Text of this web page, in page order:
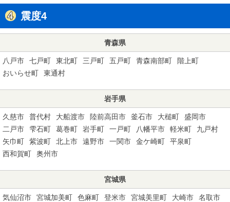
震度4
青森県
八戸市 七戸町 東北町 三戸町 五戸町 青森南部町
階上町
おいらせ町
東通村
岩手県
久慈市 普代村 大船渡市 陸前高田市 釜石市 大槌町
盛岡市
二戸市
雫石町 葛巻町 岩手町 一戸町 八幡平市 軽米町
九戸村
矢巾町
紫波町 北上市 遠野市 一関市 金ケ崎町
平泉町
西和賀町
奥州市
宮城県
気仙沼市 宮城加美町 色麻町 登米市 宮城美里町 大崎市
名取市